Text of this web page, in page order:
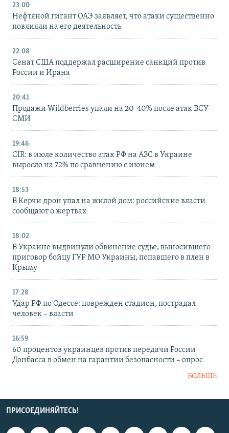
23:00
Нефтяной гигант ОАЭ заявляет, что атаки существенно
повлияли на его деятельность
22:08
Сенат США поддержал расширение санкций против
России и Ирана
20:41
Продажи Wildberries упали на 20-40% после атак ВСУ –
СМИ
19:46
CIR: в июле количество атак РФ на АЗС в Украине
выросло на 72% по сравнению с июнем
18:53
В Керчи дрон упал на жилой дом: российские власти
сообщают о жертвах
18:02
В Украине выдвинули обвинение судье, выносившего
приговор бойцу ГУР МО Украины, попавшего в плен в
Крыму
17:28
Удар РФ по Одессе: поврежден стадион, пострадал
человек – власти
16:59
60 процентов украинцев против передачи России
Донбасса в обмен на гарантии безопасности – опрос
БОЛЬШЕ
ПРИСОЕДИНЯЙТЕСЬ!